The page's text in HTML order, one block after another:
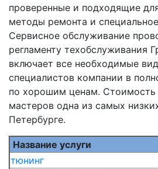
проверенные и подходящие
методы ремонта и
Сервисное обслуживание
регламенту техобслуживания
включает все необходимые
специалистов компании в
по хорошим ценам. Стоимость
мастеров одна из самых
Петербурге.
Название услуги
тюнинг